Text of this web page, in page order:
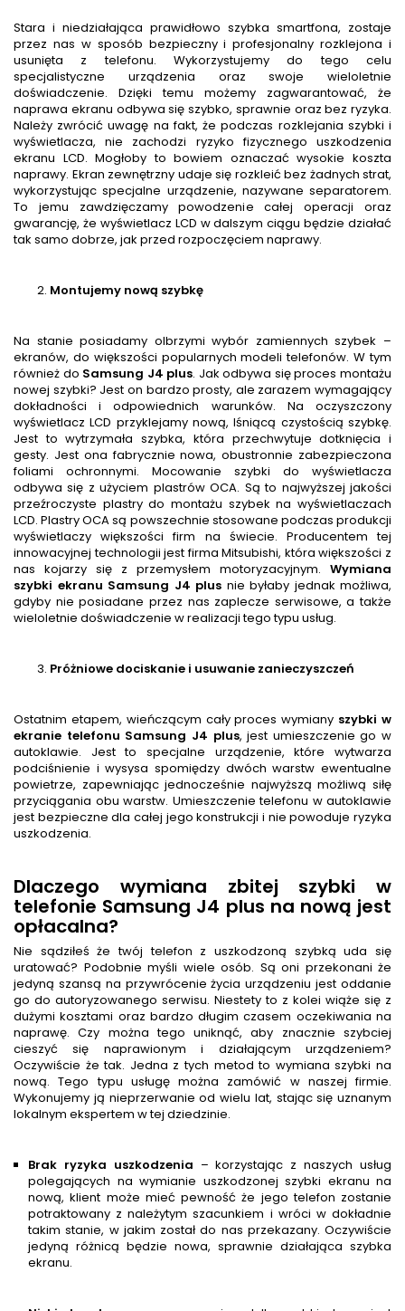
Stara i niedziałająca prawidłowo szybka smartfona, zostaje
przez nas w sposób bezpieczny i profesjonalny rozklejona i
usunięta z telefonu. Wykorzystujemy do tego celu
specjalistyczne urządzenia oraz swoje wieloletnie
doświadczenie. Dzięki temu możemy zagwarantować, że
naprawa ekranu odbywa się szybko, sprawnie oraz bez ryzyka.
Należy zwrócić uwagę na fakt, że podczas rozklejania szybki i
wyświetlacza, nie zachodzi ryzyko fizycznego uszkodzenia
ekranu LCD. Mogłoby to bowiem oznaczać wysokie koszta
naprawy. Ekran zewnętrzny udaje się rozkleić bez żadnych strat,
wykorzystując specjalne urządzenie, nazywane separatorem.
To jemu zawdzięczamy powodzenie całej operacji oraz
gwarancję, że wyświetlacz LCD w dalszym ciągu będzie działać
tak samo dobrze, jak przed rozpoczęciem naprawy.
Montujemy nową szybkę
Na stanie posiadamy olbrzymi wybór zamiennych szybek –
ekranów, do większości popularnych modeli telefonów. W tym
również do Samsung J4 plus. Jak odbywa się proces montażu
nowej szybki? Jest on bardzo prosty, ale zarazem wymagający
dokładności i odpowiednich warunków. Na oczyszczony
wyświetlacz LCD przyklejamy nową, lśniącą czystością szybkę.
Jest to wytrzymała szybka, która przechwytuje dotknięcia i
gesty. Jest ona fabrycznie nowa, obustronnie zabezpieczona
foliami ochronnymi. Mocowanie szybki do wyświetlacza
odbywa się z użyciem plastrów OCA. Są to najwyższej jakości
przeźroczyste plastry do montażu szybek na wyświetlaczach
LCD. Plastry OCA są powszechnie stosowane podczas produkcji
wyświetlaczy większości firm na świecie. Producentem tej
innowacyjnej technologii jest firma Mitsubishi, która większości z
nas kojarzy się z przemysłem motoryzacyjnym. Wymiana
szybki ekranu Samsung J4 plus nie byłaby jednak możliwa,
gdyby nie posiadane przez nas zaplecze serwisowe, a także
wieloletnie doświadczenie w realizacji tego typu usług.
Próżniowe dociskanie i usuwanie zanieczyszczeń
Ostatnim etapem, wieńczącym cały proces wymiany szybki w
ekranie telefonu Samsung J4 plus, jest umieszczenie go w
autoklawie. Jest to specjalne urządzenie, które wytwarza
podciśnienie i wysysa spomiędzy dwóch warstw ewentualne
powietrze, zapewniając jednocześnie najwyższą możliwą siłę
przyciągania obu warstw. Umieszczenie telefonu w autoklawie
jest bezpieczne dla całej jego konstrukcji i nie powoduje ryzyka
uszkodzenia.
Dlaczego wymiana zbitej szybki w
telefonie Samsung J4 plus na nową jest
opłacalna?
Nie sądziłeś że twój telefon z uszkodzoną szybką uda się
uratować? Podobnie myśli wiele osób. Są oni przekonani że
jedyną szansą na przywrócenie życia urządzeniu jest oddanie
go do autoryzowanego serwisu. Niestety to z kolei wiąże się z
dużymi kosztami oraz bardzo długim czasem oczekiwania na
naprawę. Czy można tego uniknąć, aby znacznie szybciej
cieszyć się naprawionym i działającym urządzeniem?
Oczywiście że tak. Jedna z tych metod to wymiana szybki na
nową. Tego typu usługę można zamówić w naszej firmie.
Wykonujemy ją nieprzerwanie od wielu lat, stając się uznanym
lokalnym ekspertem w tej dziedzinie.
Brak ryzyka uszkodzenia – korzystając z naszych usług
polegających na wymianie uszkodzonej szybki ekranu na
nową, klient może mieć pewność że jego telefon zostanie
potraktowany z należytym szacunkiem i wróci w dokładnie
takim stanie, w jakim został do nas przekazany. Oczywiście
jedyną różnicą będzie nowa, sprawnie działająca szybka
ekranu.